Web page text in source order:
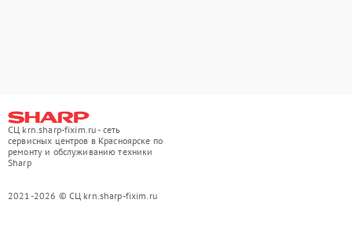
СЦ krn.sharp-fixim.ru - сеть
сервисных центров в Красноярске по
ремонту и обслуживанию техники
Sharp
2021-2026 © СЦ krn.sharp-fixim.ru